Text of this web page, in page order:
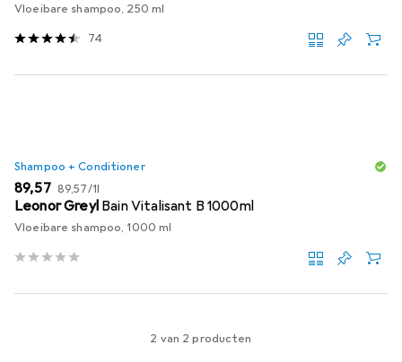
Vloeibare shampoo, 250 ml
74
Shampoo + Conditioner
EUR
89,57 EUR
89,57/1l
Leonor Greyl Bain Vitalisant B 1000ml
Vloeibare shampoo, 1000 ml
2 van 2 producten